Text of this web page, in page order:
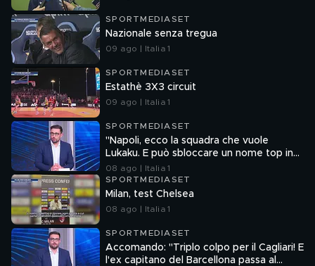
SPORTMEDIASET
Nazionale senza tregua
09 ago | Italia 1
SPORTMEDIASET
Estathè 3X3 circuit
09 ago | Italia 1
SPORTMEDIASET
"Napoli, ecco la squadra che vuole
Lukaku. E può sbloccare un nome top in
attacco"
08 ago | Italia 1
SPORTMEDIASET
Milan, test Chelsea
08 ago | Italia 1
SPORTMEDIASET
Accomando: "Triplo colpo per il Cagliari! E
l'ex capitano del Barcellona passa al